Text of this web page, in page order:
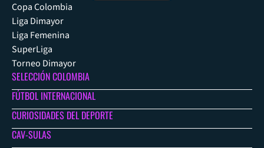
Copa Colombia
Liga Dimayor
Liga Femenina
SuperLiga
Torneo Dimayor
SELECCIÓN COLOMBIA
FÚTBOL INTERNACIONAL
CURIOSIDADES DEL DEPORTE
CAV-SULAS